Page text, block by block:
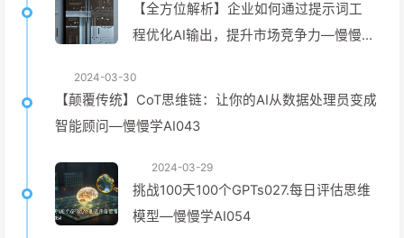
【全方位解析】企业如何通过提示词工
程优化AI输出，提升市场竞争力—慢慢
2024-03-30
【颠覆传统】CoT思维链：让你的AI从数据处理员变成
智能顾问—慢慢学AI043
2024-03-29
挑战100天100个GPTs027.每日评估思维
模型—慢慢学AI054